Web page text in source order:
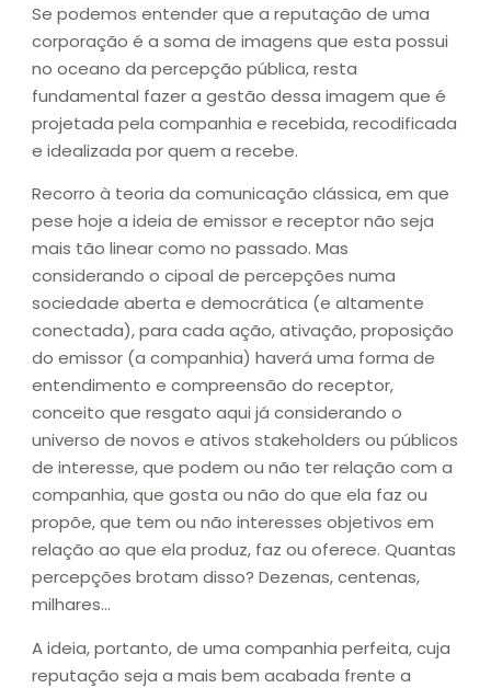
Se podemos entender que a reputação de uma
corporação é a soma de imagens que esta possui
no oceano da percepção pública, resta
fundamental fazer a gestão dessa imagem que é
projetada pela companhia e recebida, recodificada
e idealizada por quem a recebe.
Recorro à teoria da comunicação clássica, em que
pese hoje a ideia de emissor e receptor não seja
mais tão linear como no passado. Mas
considerando o cipoal de percepções numa
sociedade aberta e democrática (e altamente
conectada), para cada ação, ativação, proposição
do emissor (a companhia) haverá uma forma de
entendimento e compreensão do receptor,
conceito que resgato aqui já considerando o
universo de novos e ativos stakeholders ou públicos
de interesse, que podem ou não ter relação com a
companhia, que gosta ou não do que ela faz ou
propõe, que tem ou não interesses objetivos em
relação ao que ela produz, faz ou oferece. Quantas
percepções brotam disso? Dezenas, centenas,
milhares…
A ideia, portanto, de uma companhia perfeita, cuja
reputação seja a mais bem acabada frente a